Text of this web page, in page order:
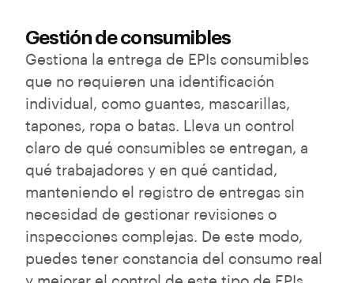
Gestión de consumibles
Gestiona la entrega de EPIs consumibles
que no requieren una identificación
individual, como guantes, mascarillas,
tapones, ropa o batas. Lleva un control
claro de qué consumibles se entregan, a
qué trabajadores y en qué cantidad,
manteniendo el registro de entregas sin
necesidad de gestionar revisiones o
inspecciones complejas. De este modo,
puedes tener constancia del consumo real